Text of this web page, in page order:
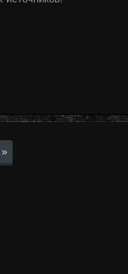
»